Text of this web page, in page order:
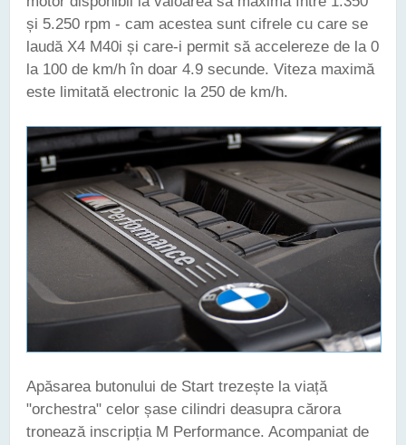
și 5.250 rpm - cam acestea sunt cifrele cu care se
laudă X4 M40i și care-i permit să accelereze de la 0
la 100 de km/h în doar 4.9 secunde. Viteza maximă
este limitată electronic la 250 de km/h.
Apăsarea butonului de Start trezește la viață
"orchestra" celor șase cilindri deasupra cărora
tronează inscripția M Performance. Acompaniat de